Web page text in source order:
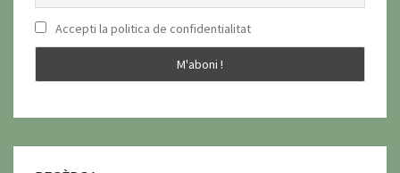
Accepti la politica de confidentialitat